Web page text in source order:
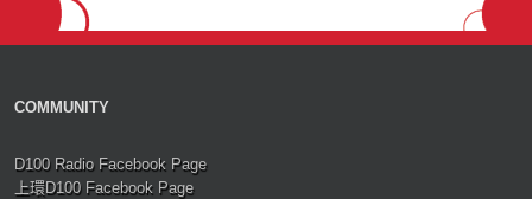
COMMUNITY
D100 Radio Facebook Page
上環D100 Facebook Page